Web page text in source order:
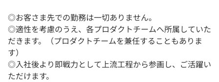
◎お客さま先での勤務は一切ありません。
◎適性を考慮のうえ、各プロダクトチームへ所属していた
だきます。（プロダクトチームを兼任することもありま
す）
◎入社後より即戦力として上流工程から参画し、ご活躍い
ただけます。